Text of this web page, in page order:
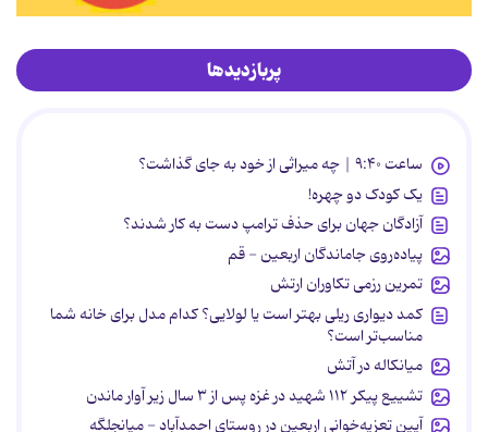
پربازدیدها
ساعت ۹:۴۰ | چه میراثی از خود به جای گذاشت؟
یک کودک دو چهره!
آزادگان جهان برای حذف ترامپ دست به کار شدند؟
پیاده‌روی جاماندگان اربعین - قم
تمرین رزمی تکاوران ارتش
کمد دیواری ریلی بهتر است یا لولایی؟ کدام مدل برای خانه شما
مناسب‌تر است؟
میانکاله در آتش
تشییع پیکر ۱۱۲ شهید در غزه پس از ۳ سال زیر آوار ماندن
آیین تعزیه‌خوانی اربعین در روستای احمدآباد - میانجلگه